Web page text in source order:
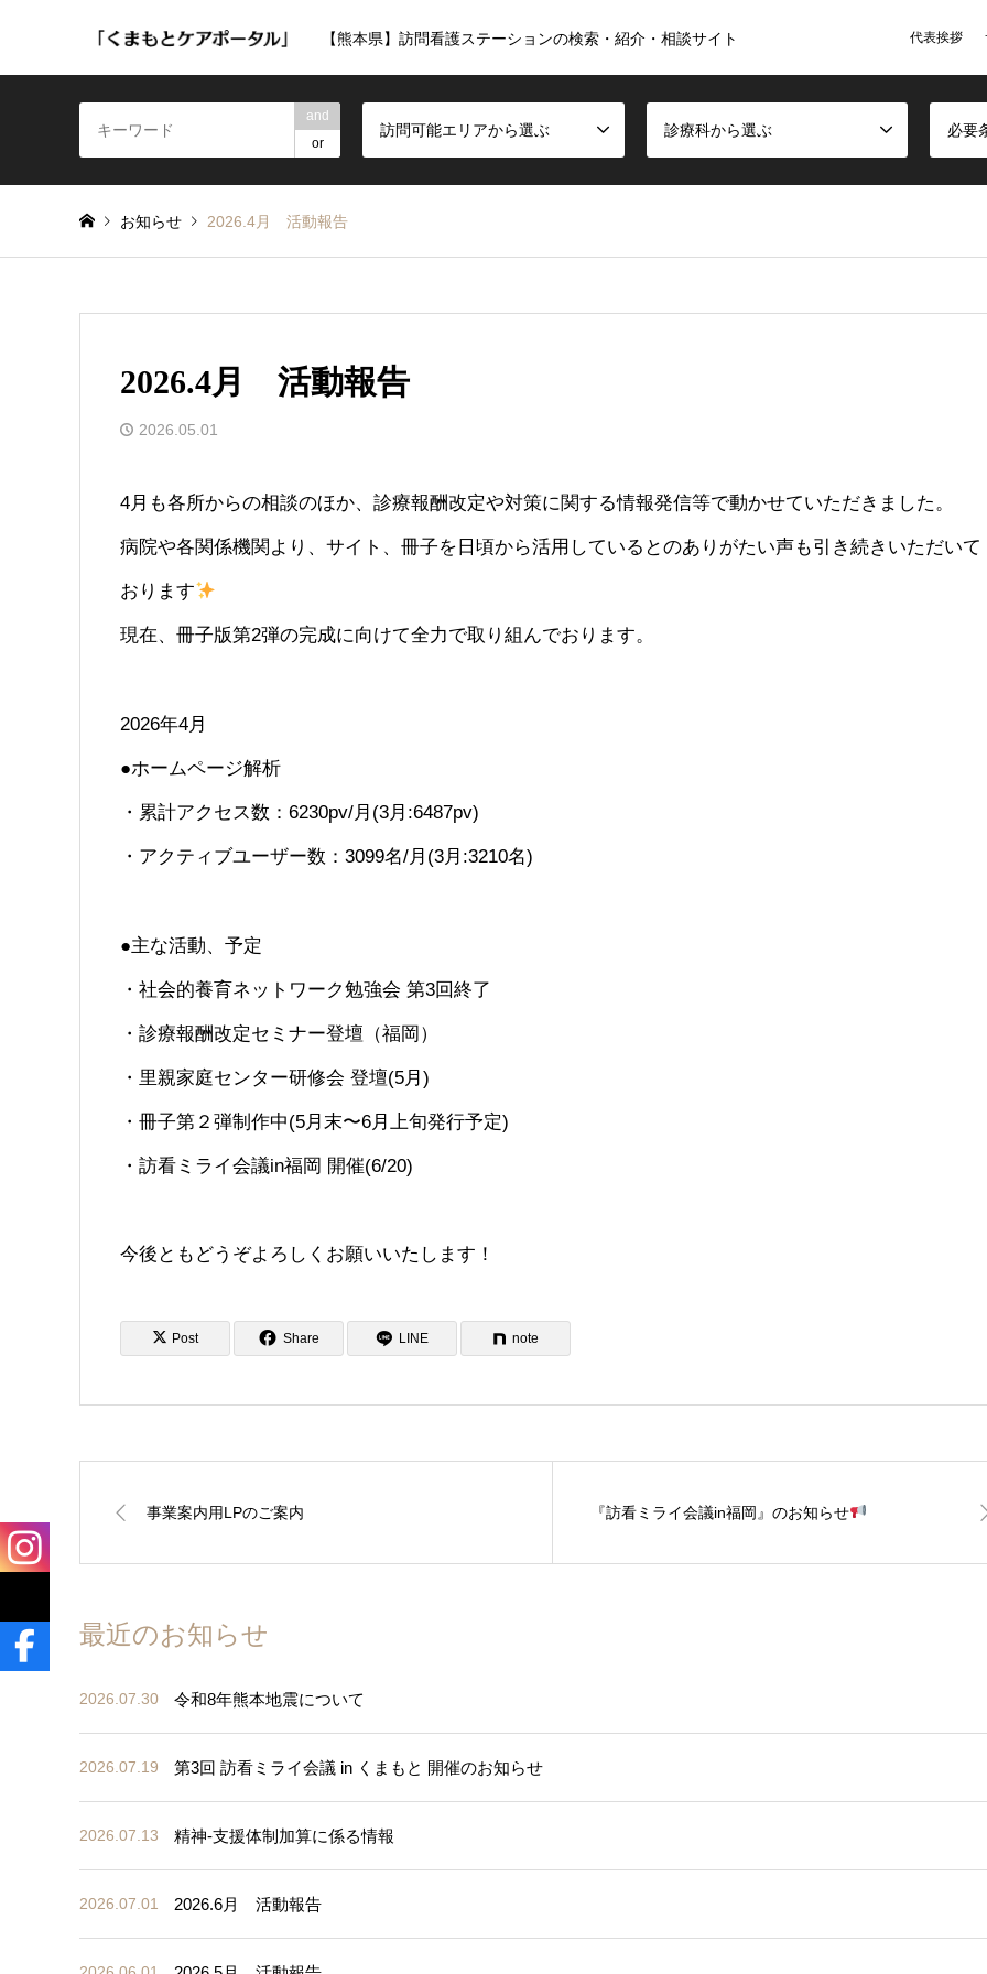
【熊本県】訪問看護ステーションの検索・紹介・相談サイト 代表挨拶
and
or
訪問可能エリアから選ぶ 診療科から選ぶ 必要
お知らせ 2026.4月 活動報告
2026.4月 活動報告
2026.05.01
4月も各所からの相談のほか、診療報酬改定や対策に関する情報発信等で動かせていただきました。
病院や各関係機関より、サイト、冊子を日頃から活用しているとのありがたい声も引き続きいただいて
おります
現在、冊子版第2弾の完成に向けて全力で取り組んでおります。
2026年4月
●ホームページ解析
・累計アクセス数：6230pv/月(3月:6487pv)
・アクティブユーザー数：3099名/月(3月:3210名)
●主な活動、予定
・社会的養育ネットワーク勉強会 第3回終了
・診療報酬改定セミナー登壇（福岡）
・里親家庭センター研修会 登壇(5月)
・冊子第２弾制作中(5月末〜6月上旬発行予定)
・訪看ミライ会議in福岡 開催(6/20)
今後ともどうぞよろしくお願いいたします！
Post Share LINE note
事業案内用LPのご案内 『訪看ミライ会議in福岡』のお知らせ
最近のお知らせ
2026.07.30 令和8年熊本地震について
2026.07.19 第3回 訪看ミライ会議 in くまもと 開催のお知らせ
2026.07.13 精神-支援体制加算に係る情報
2026.07.01 2026.6月 活動報告